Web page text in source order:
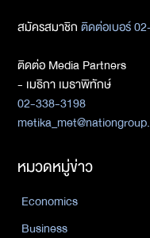
สมัครสมาชิกติดต่อเบอร์
ติดต่อ Media Partners
- เมธิกา เมธาพิทักษ์
02-338-3198
หมวดหมู่ข่าว
Economics
Business